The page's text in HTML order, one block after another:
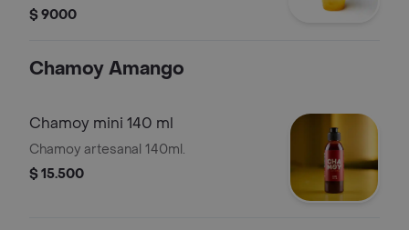
$ 9000
Chamoy Amango
Chamoy mini 140 ml
Chamoy artesanal 140ml.
$ 15.500